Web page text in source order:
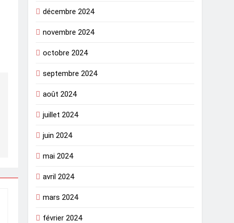
décembre 2024
novembre 2024
octobre 2024
septembre 2024
août 2024
juillet 2024
juin 2024
mai 2024
avril 2024
mars 2024
février 2024